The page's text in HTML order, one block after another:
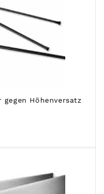
Höhenversatz